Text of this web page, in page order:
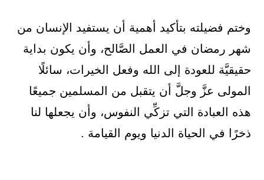
وختم فضيلته بتأكيد أهمية أن يستفيد الإنسان من
شهر رمضان في العمل الصَّالح، وأن يكون بداية
حقيقيَّة للعودة إلى الله وفعل الخيرات، سائلًا
المولى عزَّ وجلَّ أن يتقبل من المسلمين جميعًا
هذه العبادة التي تزكِّي النفوس، وأن يجعلها لنا
ذخرًا في الحياة الدنيا ويوم القيامة .